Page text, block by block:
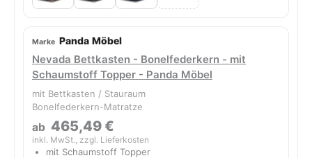
Panda Möbel
Nevada Bettkasten - Bonelfederkern - mit
Schaumstoff Topper - Panda Möbel
mit Bettkasten / Stauraum
Bonelfederkern-Matratze
ab 465,49 €
inkl. MwSt., zzgl. Lieferkosten
mit Schaumstoff Topper